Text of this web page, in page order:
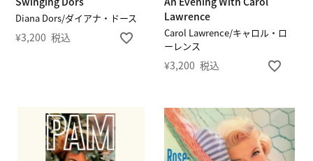
Diana Dors/ダイアナ・ドース
¥3,200 税込
Carol Lawrence/キャロル・ロ
ーレンス
Lawrence
¥3,200 税込